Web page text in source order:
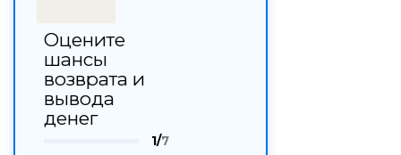
Оцените
шансы
возврата и
вывода
денег
1/7